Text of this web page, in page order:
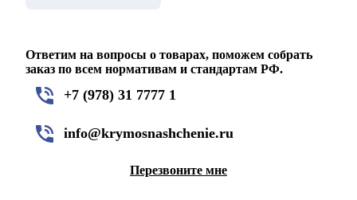
Ответим на вопросы о товарах, поможем собрать
заказ по всем нормативам и стандартам РФ.
+7 (978) 31 7777 1
info@krymosnashchenie.ru
Перезвоните мне